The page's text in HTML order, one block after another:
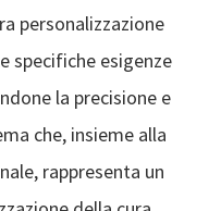
personalizzazione
specifiche esigenze
la precisione e
che, insieme alla
rappresenta un